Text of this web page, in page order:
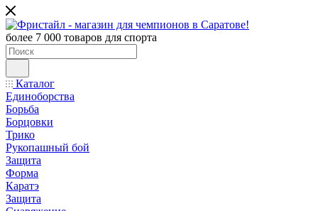
более 7 000 товаров для спорта
Каталог
Единоборства
Борьба
Борцовки
Трико
Рукопашный бой
Защита
Форма
Каратэ
Защита